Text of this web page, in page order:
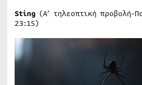
Sting (Α’ τηλεοπτική προβολή-
23:15)